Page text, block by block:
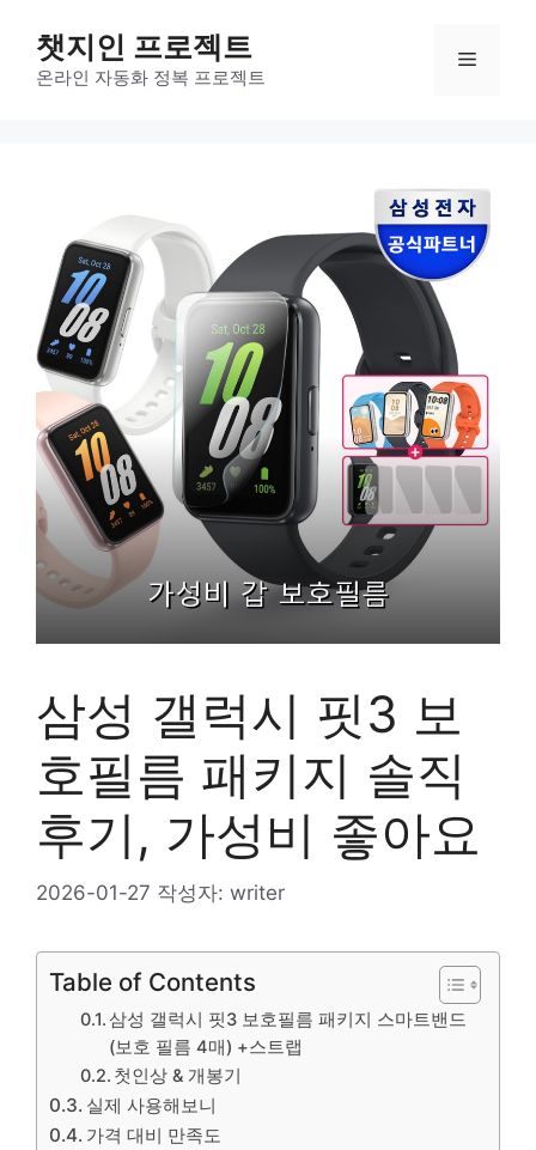
챗지인 프로젝트
온라인 자동화 정복 프로젝트
메
삼성 갤럭시 핏3 보
호필름 패키지 솔직
후기, 가성비 좋아요
2026-01-27 작성자: writer
Table of Contents
삼성 갤럭시 핏3 보호필름 패키지 스마트밴드
(보호 필름 4매) +스트랩
첫인상 & 개봉기
실제 사용해보니
가격 대비 만족도